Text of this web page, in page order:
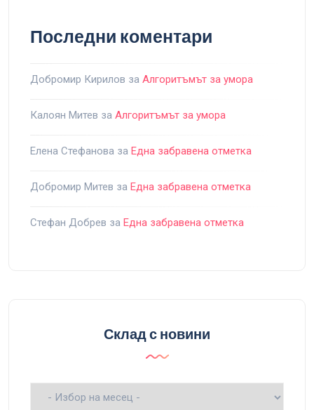
Последни коментари
Добромир Кирилов за Алгоритъмът за умора
Калоян Митев за Алгоритъмът за умора
Елена Стефанова за Една забравена отметка
Добромир Митев за Една забравена отметка
Стефан Добрев за Една забравена отметка
Склад с новини
Склад